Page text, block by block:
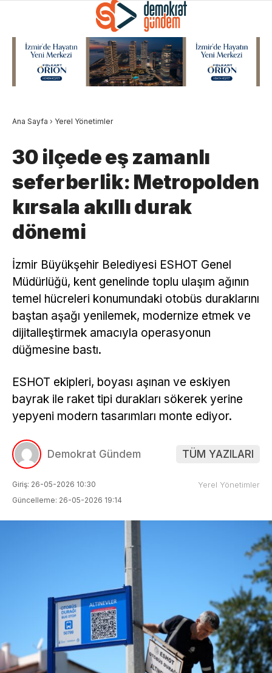
Ana Sayfa › Yerel Yönetimler
30 ilçede eş zamanlı
seferberlik: Metropolden
kırsala akıllı durak
dönemi
İzmir Büyükşehir Belediyesi ESHOT Genel
Müdürlüğü, kent genelinde toplu ulaşım ağının
temel hücreleri konumundaki otobüs duraklarını
baştan aşağı yenilemek, modernize etmek ve
dijitalleştirmek amacıyla operasyonun
düğmesine bastı.
ESHOT ekipleri, boyası aşınan ve eskiyen
bayrak ile raket tipi durakları sökerek yerine
yepyeni modern tasarımları monte ediyor.
Demokrat Gündem TÜM YAZILARI
Giriş: 26-05-2026 10:30
Güncelleme: 26-05-2026 19:14
Yerel Yönetimler